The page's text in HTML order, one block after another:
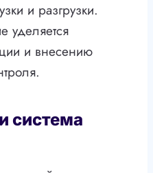
и разгрузки.
уделяется
и внесению
система